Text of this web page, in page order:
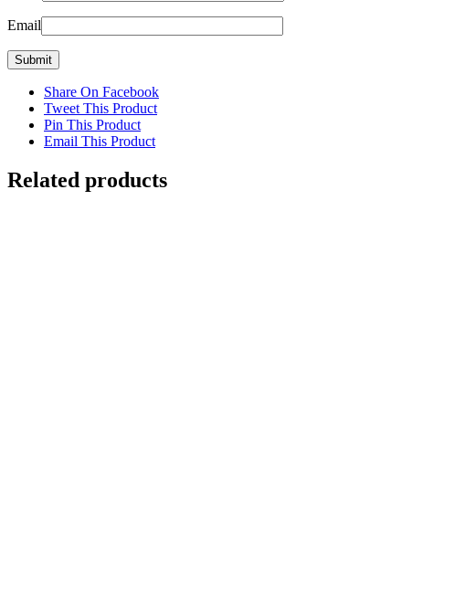
Email
Share On Facebook
Tweet This Product
Pin This Product
Email This Product
Related products